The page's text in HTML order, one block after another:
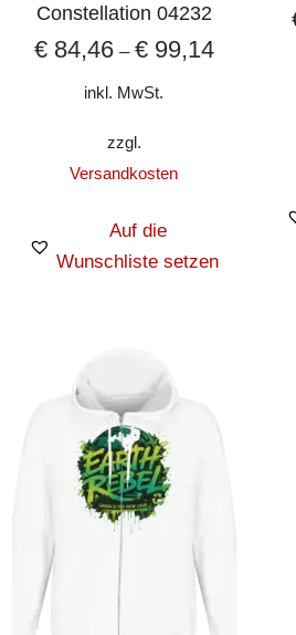
Constellation 04232
€84,46– €99,14
inkl. MwSt.
zzgl.
Versandkosten
Auf die
Wunschliste setzen